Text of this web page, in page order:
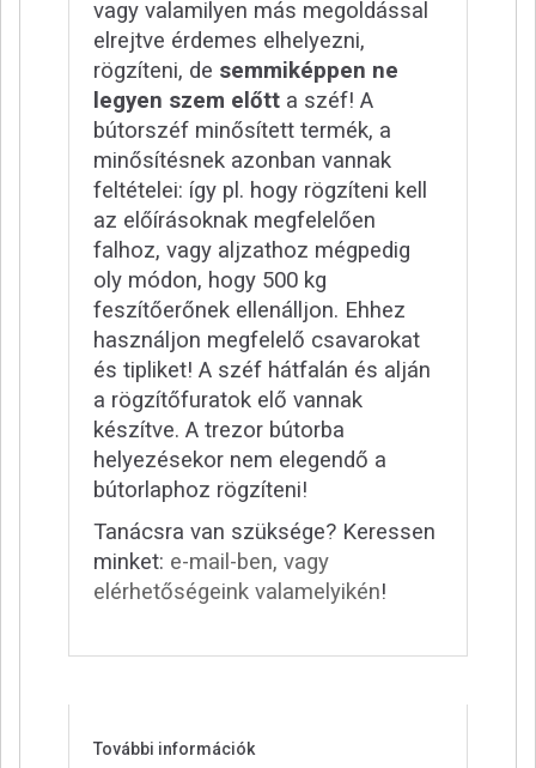
vagy valamilyen más megoldással
elrejtve érdemes elhelyezni,
rögzíteni, de semmiképpen ne
legyen szem előtt a széf! A
bútorszéf minősített termék, a
minősítésnek azonban vannak
feltételei: így pl. hogy rögzíteni kell
az előírásoknak megfelelően
falhoz, vagy aljzathoz mégpedig
oly módon, hogy 500 kg
feszítőerőnek ellenálljon. Ehhez
használjon megfelelő csavarokat
és tipliket! A széf hátfalán és alján
a rögzítőfuratok elő vannak
készítve. A trezor bútorba
helyezésekor nem elegendő a
bútorlaphoz rögzíteni!
Tanácsra van szüksége? Keressen
minket: e-mail-ben, vagy
elérhetőségeink valamelyikén!
További információk